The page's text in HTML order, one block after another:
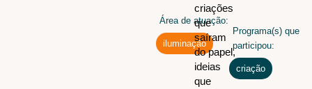
criações
que
saíram
do papel,
ideias
que
Área de atuação:
iluminação
Programa(s) que
participou:
criação